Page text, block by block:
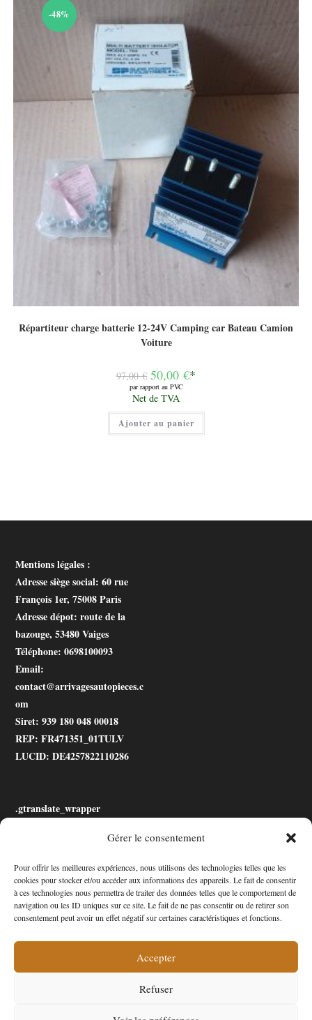
Gérer le consentement
Pour offrir les meilleures expériences, nous utilisons des technologies telles que les
cookies pour stocker et/ou accéder aux informations des appareils. Le fait de consentir
à ces technologies nous permettra de traiter des données telles que le comportement de
navigation ou les ID uniques sur ce site. Le fait de ne pas consentir ou de retirer son
consentement peut avoir un effet négatif sur certaines caractéristiques et fonctions.
Accepter
Refuser
-48%
Répartiteur charge batterie 12-24V Camping car Bateau Camion
Voiture
97,00€ Le
prix
initial
était :
97,00 €.
50,00 €*
par rapport au PVC
Le
prix
actuel
est :
50,00 €.
Net de TVA
Ajouter au panier
Mentions légales :
Adresse siège social: 60 rue
François 1er, 75008 Paris
Adresse dépot: route de la
bazouge, 53480 Vaiges
Téléphone: 0698100093
Email:
contact@arrivagesautopieces.c
om
Siret: 939 180 048 00018
REP: FR471351_01TULV
LUCID: DE4257822110286
.gtranslate_wrapper
Mon Compte
Contact
Politique de cookies (UE)